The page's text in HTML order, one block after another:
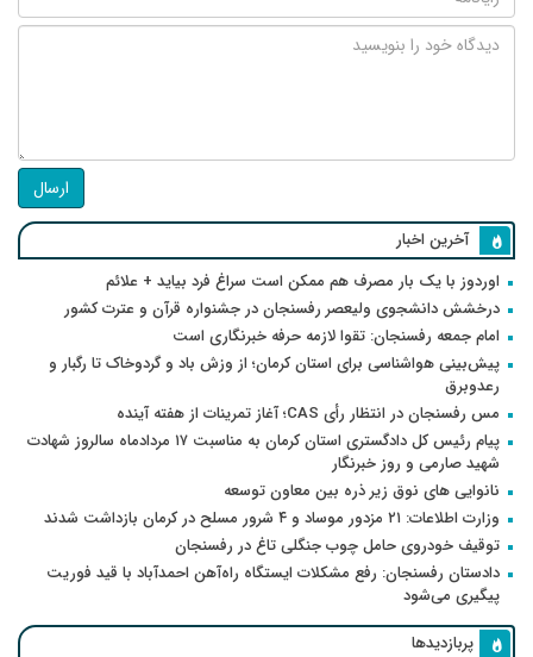
ارسال
آخرین اخبار
اوردوز با یک بار مصرف هم ممکن است سراغ فرد بیاید + علائم
درخشش دانشجوی ولیعصر رفسنجان در جشنواره قرآن و عترت کشور
امام جمعه رفسنجان: تقوا لازمه حرفه خبرنگاری است
پیش‌بینی هواشناسی برای استان کرمان؛ از وزش باد و گردوخاک تا رگبار و
رعدوبرق
مس رفسنجان در انتظار رأی CAS؛ آغاز تمرینات از هفته آینده
پیام رئیس کل دادگستری استان کرمان به مناسبت ۱۷ مردادماه سالروز شهادت
شهید صارمی و روز خبرنگار
نانوایی های نوق زیر ذره بین معاون توسعه
وزارت اطلاعات: ۲۱ مزدور موساد و ۴ شرور مسلح در کرمان بازداشت شدند
توقیف خودروی حامل چوب جنگلی تاغ در رفسنجان
دادستان رفسنجان: رفع مشکلات ایستگاه راه‌آهن احمدآباد با قید فوریت
پیگیری می‌شود
پربازدیدها